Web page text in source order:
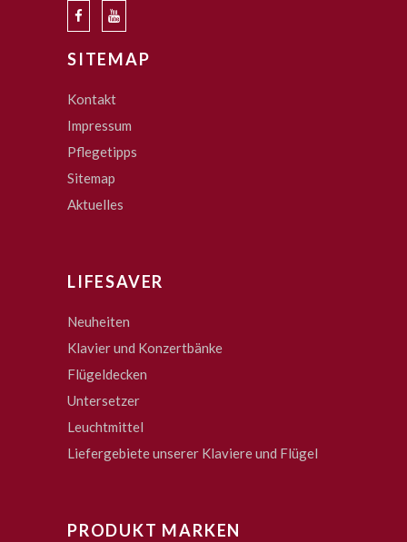
SITEMAP
Kontakt
Impressum
Pflegetipps
Sitemap
Aktuelles
LIFESAVER
Neuheiten
Klavier und Konzertbänke
Flügeldecken
Untersetzer
Leuchtmittel
Liefergebiete unserer Klaviere und Flügel
PRODUKT MARKEN